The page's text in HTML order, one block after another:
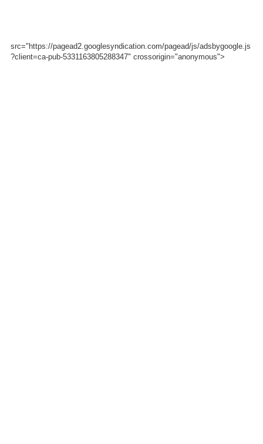
src="https://pagead2.googlesyndication.com/pagead/js/adsbygoogle.js
?client=ca-pub-5331163805288347" crossorigin="anonymous">